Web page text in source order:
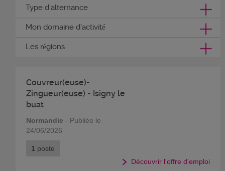
Type d'alternance
Mon domaine d'activité
Les régions
Couvreur(euse)-
Zingueur(euse) - Isigny le
buat
Normandie - Publiée le
24/06/2026
1 poste
Découvrir l'offre d'emploi